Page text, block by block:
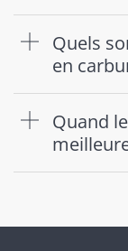
Quels
en
Quand